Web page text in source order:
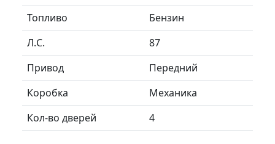
Топливо
Бензин
Л.C.
87
Привод
Передний
Коробка
Механика
Кол-во дверей
4